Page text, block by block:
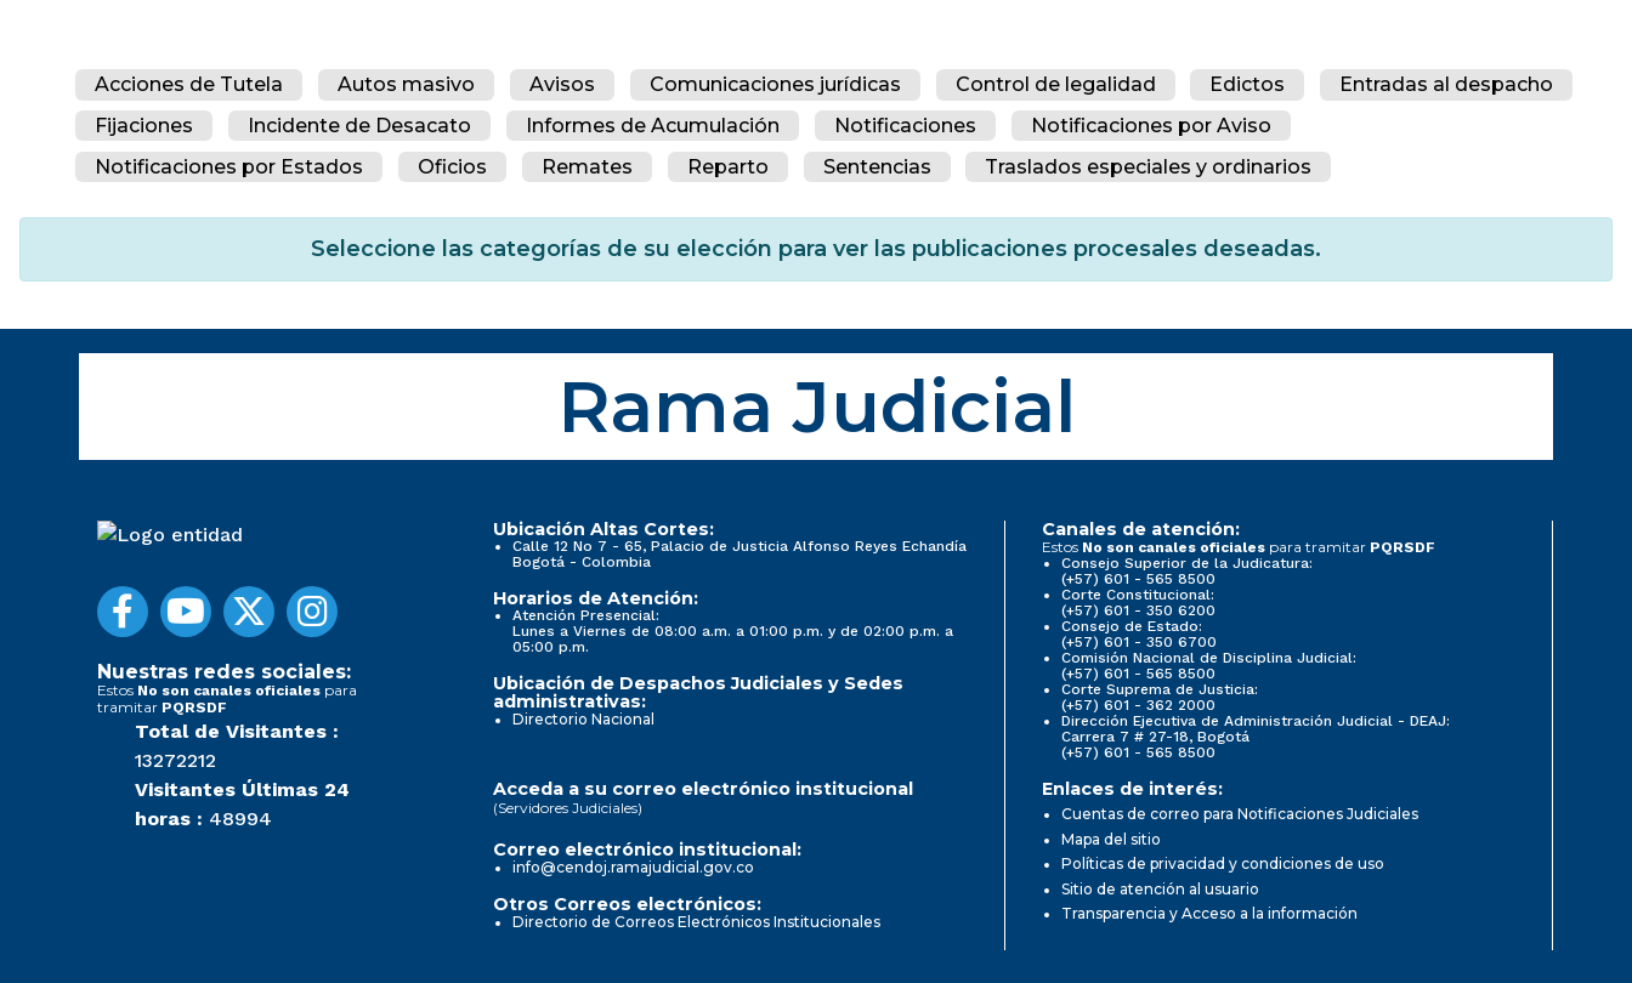
Acciones de Tutela Autos masivo Avisos Comunicaciones jurídicas Control de legalidad Edictos
Entradas al despacho
Fijaciones
Incidente de Desacato Informes de Acumulación Notificaciones
Notificaciones por Aviso
Notificaciones por Estados
Oficios Remates Reparto Sentencias Traslados especiales y ordinarios
Seleccione las categorías de su elección para ver las publicaciones procesales deseadas.
Rama Judicial
Nuestras redes sociales:
Estos No son canales oficiales para
tramitar PQRSDF
Total de Visitantes :
13272212
Visitantes Últimas 24
horas : 48994
Ubicación Altas Cortes:
Calle 12 No 7 - 65, Palacio de Justicia Alfonso Reyes Echandía
Bogotá - Colombia
Horarios de Atención:
Atención Presencial:
Lunes a Viernes de 08:00 a.m. a 01:00 p.m. y de 02:00 p.m. a
05:00 p.m.
Ubicación de Despachos Judiciales y Sedes
administrativas:
Directorio Nacional
Canales de atención:
Estos No son canales oficiales para tramitar PQRSDF
Consejo Superior de la Judicatura:
(+57) 601 - 565 8500
Corte Constitucional:
(+57) 601 - 350 6200
Consejo de Estado:
(+57) 601 - 350 6700
Comisión Nacional de Disciplina Judicial:
(+57) 601 - 565 8500
Corte Suprema de Justicia:
(+57) 601 - 362 2000
Dirección Ejecutiva de Administración Judicial - DEAJ:
Carrera 7 # 27-18, Bogotá
(+57) 601 - 565 8500
Acceda a su correo electrónico institucional
(Servidores Judiciales)
Correo electrónico institucional:
info@cendoj.ramajudicial.gov.co
Otros Correos electrónicos:
Directorio de Correos Electrónicos Institucionales
Enlaces de interés:
Cuentas de correo para Notificaciones Judiciales
Mapa del sitio
Políticas de privacidad y condiciones de uso
Sitio de atención al usuario
Transparencia y Acceso a la información